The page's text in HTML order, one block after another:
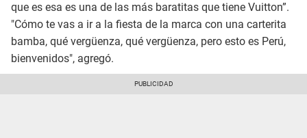
que es esa es una de las más baratitas que tiene Vuitton”.
"Cómo te vas a ir a la fiesta de la marca con una carterita
bamba, qué vergüenza, qué vergüenza, pero esto es Perú,
bienvenidos", agregó.